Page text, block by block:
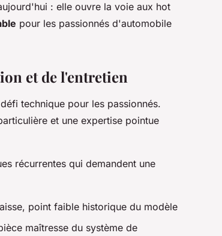
: elle ouvre la voie aux hot
pour les passionnés d'automobile
et de l'entretien
technique pour les passionnés.
et une expertise pointue
récurrentes qui demandent une
point faible historique du modèle
maîtresse du système de